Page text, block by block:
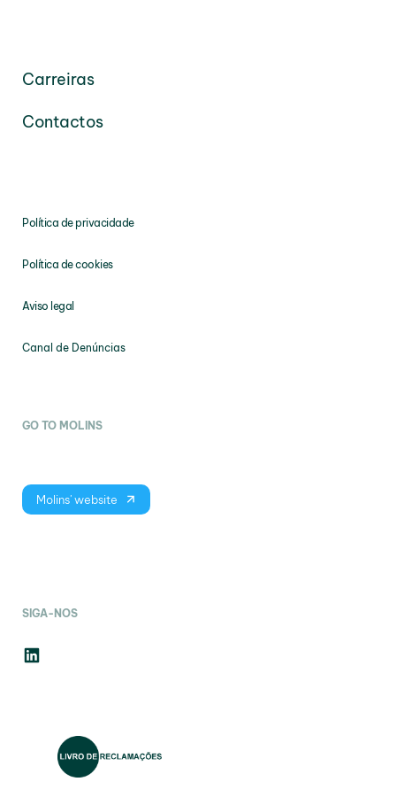
Carreiras
Contactos
Política de privacidade
Política de cookies
Aviso legal
Canal de Denúncias
GO TO MOLINS
Molins' website
SIGA-NOS
LinkedIn